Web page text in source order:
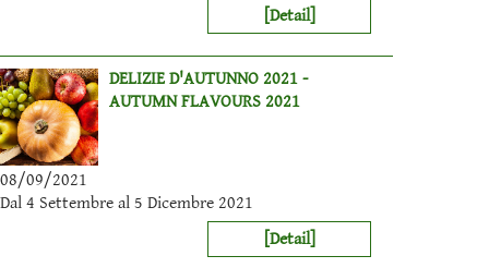
[Detail]
DELIZIE D'AUTUNNO 2021 -
AUTUMN FLAVOURS 2021
08/09/2021
Dal 4 Settembre al 5 Dicembre 2021
[Detail]